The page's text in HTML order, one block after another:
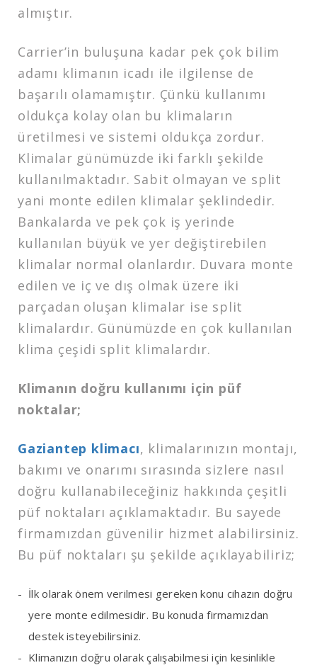
almıştır.
Carrier’in buluşuna kadar pek çok bilim
adamı klimanın icadı ile ilgilense de
başarılı olamamıştır. Çünkü kullanımı
oldukça kolay olan bu klimaların
üretilmesi ve sistemi oldukça zordur.
Klimalar günümüzde iki farklı şekilde
kullanılmaktadır. Sabit olmayan ve split
yani monte edilen klimalar şeklindedir.
Bankalarda ve pek çok iş yerinde
kullanılan büyük ve yer değiştirebilen
klimalar normal olanlardır. Duvara monte
edilen ve iç ve dış olmak üzere iki
parçadan oluşan klimalar ise split
klimalardır. Günümüzde en çok kullanılan
klima çeşidi split klimalardır.
Klimanın doğru kullanımı için püf
noktalar;
Gaziantep klimacı, klimalarınızın montajı,
bakımı ve onarımı sırasında sizlere nasıl
doğru kullanabileceğiniz hakkında çeşitli
püf noktaları açıklamaktadır. Bu sayede
firmamızdan güvenilir hizmet alabilirsiniz.
Bu püf noktaları şu şekilde açıklayabiliriz;
İlk olarak önem verilmesi gereken konu cihazın doğru
yere monte edilmesidir. Bu konuda firmamızdan
destek isteyebilirsiniz.
Klimanızın doğru olarak çalışabilmesi için kesinlikle